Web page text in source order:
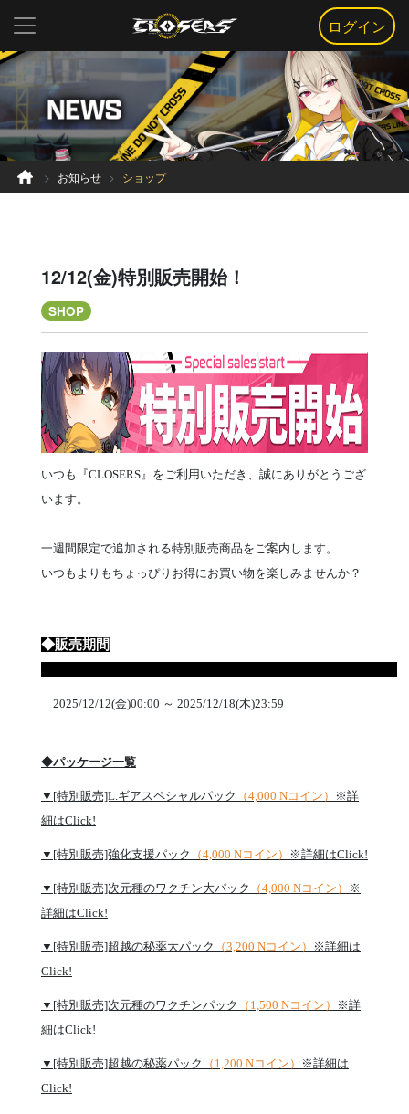
ログイン
お知らせ ショップ
12/12(金)特別販売開始！
SHOP
いつも『CLOSERS』をご利用いただき、誠にありがとうござ
います。
一週間限定で追加される特別販売商品をご案内します。
いつもよりもちょっぴりお得にお買い物を楽しみませんか？
◆販売期間
2025/12/12(金)00:00 ～ 2025/12/18(木)23:59
◆パッケージ一覧
▼[特別販売]L.ギアスペシャルパック （4,000 Nコイン）
※詳
細はClick!
▼[特別販売]強化支援パック （4,000 Nコイン） ※詳細はClick!
▼[特別販売]次元種のワクチン大パック （4,000 Nコイン）
※
詳細はClick!
▼[特別販売]超越の秘薬大パック （3,200 Nコイン）
※詳細は
Click!
▼[特別販売]次元種のワクチンパック （1,500 Nコイン）
※詳
細はClick!
▼[特別販売]超越の秘薬パック （1,200 Nコイン）
※詳細は
Click!